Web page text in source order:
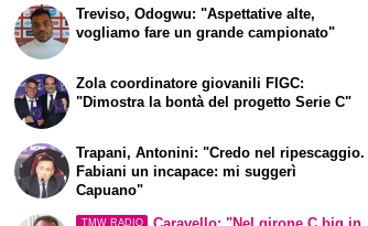
Treviso, Odogwu: "Aspettative alte,
vogliamo fare un grande campionato"
Zola coordinatore giovanili FIGC:
"Dimostra la bontà del progetto Serie C"
Trapani, Antonini: "Credo nel ripescaggio.
Fabiani un incapace: mi suggerì
Capuano"
TMW RADIO